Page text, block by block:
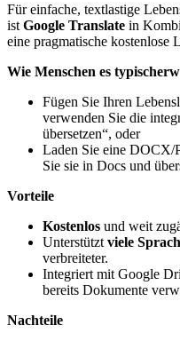
Für einfache, textlastige
ist Google Translate in
eine pragmatische kostenlose
Wie Menschen es
Fügen Sie Ihren
verwenden Sie die
übersetzen“, oder
Laden Sie eine
Sie sie in Docs und
Vorteile
Kostenlos und weit
Unterstützt viele
verbreiteter.
Integriert mit Google
bereits Dokumente
Nachteile